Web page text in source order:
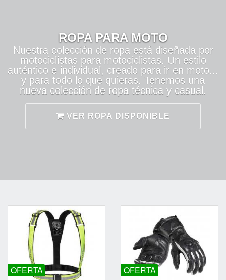
ROPA PARA MOTO
Nuestra colección de ropa está diseñada por
motociclistas para motociclistas. Un estilo
auténtico e individual, creado para ir en moto...
y para todo lo que quieras. Tenemos una
nueva colección de ropa técnica y casual.
VER ROPA DISPONIBLE
OFERTA OFERTA